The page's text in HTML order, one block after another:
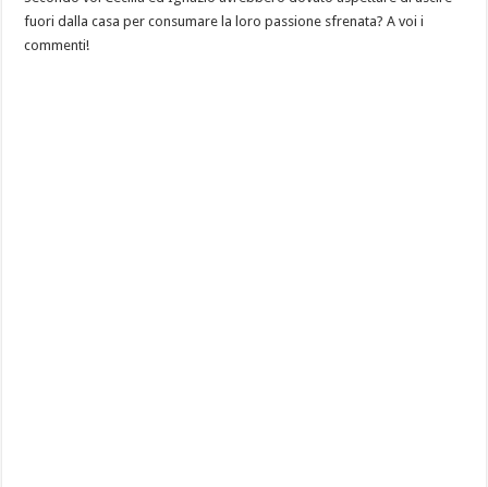
fuori dalla casa per consumare la loro passione sfrenata? A voi i
commenti!